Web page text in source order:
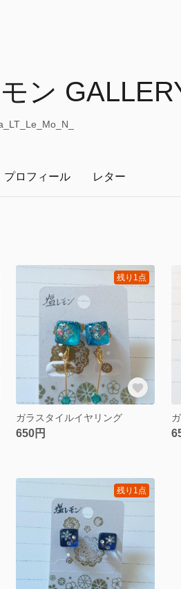
ン
プロフィール レター
残り1点
ガラスタイルイヤリング
650円
残り1点